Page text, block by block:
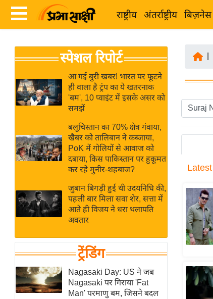
राष्ट्रीय अंतर्राष्ट्रीय बिज़नेस
News
Hindi
Live
News in
Hindi
News
Hindi
Videos
ख
ब
र
अंतर्राष्ट्रीय
बिज़नेस
विशेषज्ञ
राय
खेल
क्रिकेट
IPL
2026
स्पेशल रिपोर्ट
आ गई बुरी खबर! भारत पर फूटने
ही वाला है ट्रंप का ये खतरनाक
'बम', 10 प्वाइंट में इसके असर को
समझें
बलूचिस्तान का 70% क्षेत्र गंवाया,
खैबर को तालिबान ने कब्जाया,
PoK में गोलियों से आवाज को
दबाया, किस पाकिस्तान पर हुकूमत
कर रहे मुनीर-शहबाज?
जुबान बिगड़ी हुई थी उदयनिधि की,
पहली बार मिला सवा शेर, सत्ता में
आते ही विजय ने धरा थलापति
अवतार
ट्रेंडिंग
Nagasaki Day: US ने जब
Nagasaki पर गिराया 'Fat
Man' परमाणु बम, जिसने बदल
Latest